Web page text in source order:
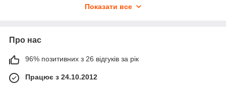
рейлінги дахового багажника
насадки на вихлопні труби
аксесуари та декоративні елементи Lexus
Показати все
Про нас
96% позитивних з 26 відгуків за рік
Працює з 24.10.2012